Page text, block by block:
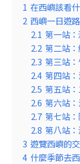
1 在西嶼該看
2 西嶼一日遊
2.1 第一站
2.2 第二站
2.3 第三站
2.4 第四站
2.5 第五站
2.6 第六站
2.7 第七站
2.8 第八站
3 遊覽西嶼的
4 什麼季節去